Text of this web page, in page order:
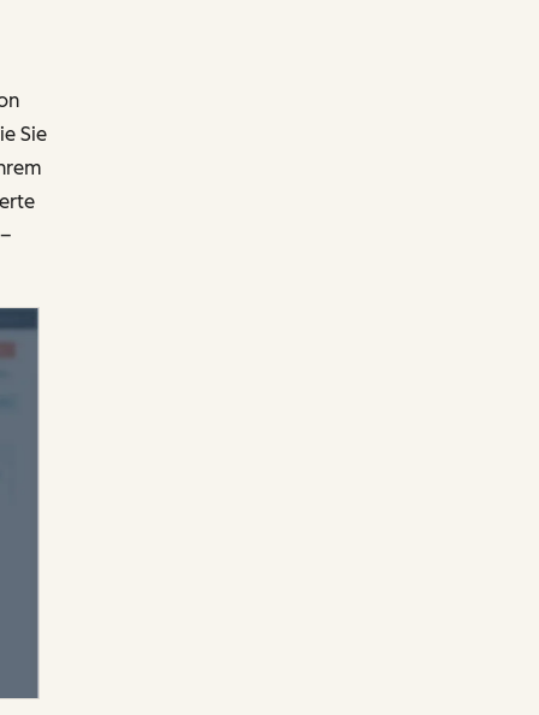
Sie